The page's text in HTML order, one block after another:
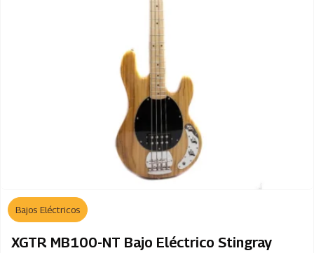
Bajos Eléctricos
XGTR MB100-NT Bajo Eléctrico Stingray